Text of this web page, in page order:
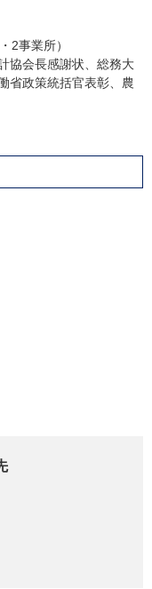
2事業所）
協会長感謝状、総務大
省政策統括官表彰、農